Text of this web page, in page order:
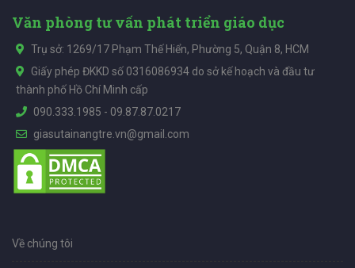
Văn phòng tư vấn phát triển giáo dục
Trụ sở: 1269/17 Phạm Thế Hiển, Phường 5, Quận 8, HCM
Giấy phép ĐKKD số 0316086934 do sở kế hoạch và đầu tư
thành phố Hồ Chí Minh cấp
090.333.1985 - 09.87.87.0217
giasutainangtre.vn@gmail.com
Về chúng tôi